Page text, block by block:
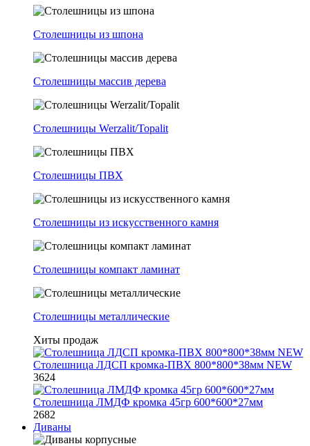
Столешницы из шпона
Столешницы массив дерева
Столешницы Werzalit/Topalit
Столешницы ПВХ
Столешницы из искусственного камня
Столешницы компакт ламинат
Столешницы металлические
Хиты продаж
Столешница ЛДСП кромка-ПВХ 800*800*38мм NEW
3624
Столешница ЛМДФ кромка 45гр 600*600*27мм
2682
Диваны